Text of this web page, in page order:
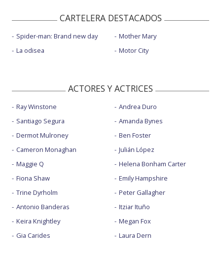
CARTELERA DESTACADOS
Spider-man: Brand new day
La odisea
Mother Mary
Motor City
ACTORES Y ACTRICES
Ray Winstone
Santiago Segura
Dermot Mulroney
Cameron Monaghan
Maggie Q
Fiona Shaw
Trine Dyrholm
Antonio Banderas
Keira Knightley
Gia Carides
Andrea Duro
Amanda Bynes
Ben Foster
Julián López
Helena Bonham Carter
Emily Hampshire
Peter Gallagher
Itziar Ituño
Megan Fox
Laura Dern